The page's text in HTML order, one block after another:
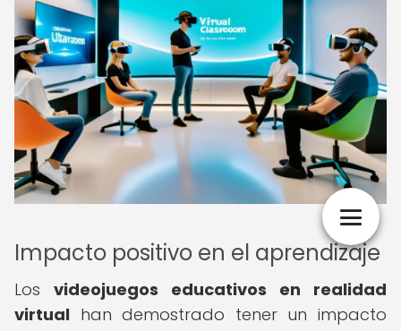
Impacto positivo en el aprendizaje
Los videojuegos educativos en realidad
virtual han demostrado tener un impacto